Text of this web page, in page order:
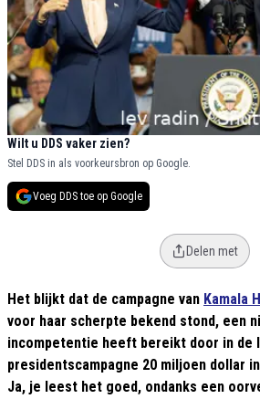
Wilt u DDS vaker zien?
Stel DDS in als voorkeursbron op Google.
Voeg DDS toe op Google
Delen met
Het blijkt dat de campagne van Kamala
voor haar scherpte bekend stond, een
incompetentie heeft bereikt door in de
presidentscampagne 20 miljoen dollar
Ja, je leest het goed, ondanks een